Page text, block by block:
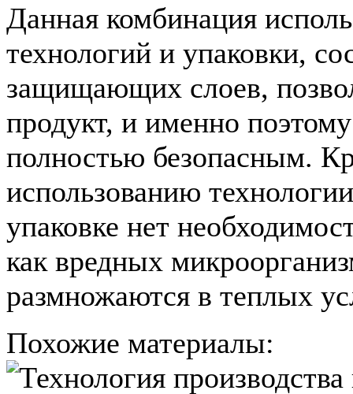
Данная комбинация
технологий и упаковки,
защищающих слоев,
продукт, и именно
полностью безопасным.
использованию
упаковке нет
как вредных
размножаются в теплых
Похожие материалы: